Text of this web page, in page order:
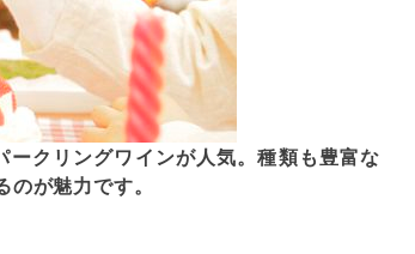
クリングワインが人気。種類も豊富な
が魅力です。